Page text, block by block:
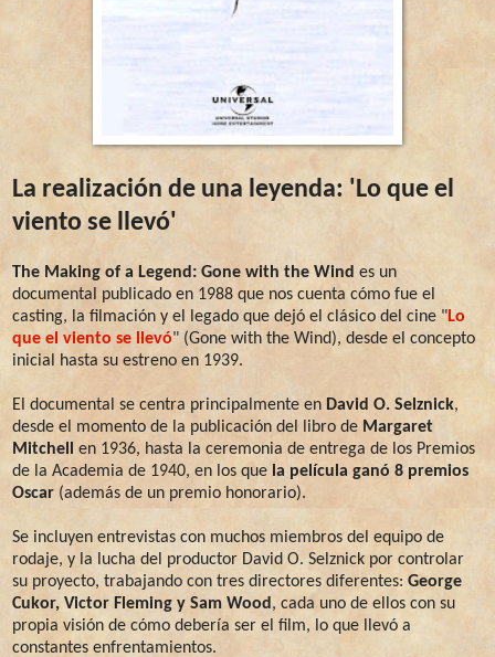
La realización de una leyenda: 'Lo que el
viento se llevó'
The Making of a Legend: Gone with the Wind es un
documental publicado en 1988 que nos cuenta cómo fue el
casting, la filmación y el legado que dejó el clásico del cine "Lo
que el viento se llevó" (Gone with the Wind), desde el concepto
inicial hasta su estreno en 1939.
El documental se centra principalmente en David O. Selznick,
desde el momento de la publicación del libro de Margaret
Mitchell
en 1936, hasta la ceremonia de entrega de los Premios
de la Academia de 1940, en los que la película ganó 8 premios
Oscar (además de un premio honorario).
Se incluyen entrevistas con muchos miembros del equipo de
rodaje, y la lucha del productor David O. Selznick por controlar
su proyecto, trabajando con tres directores diferentes: George
Cukor, Victor Fleming y Sam Wood , cada uno de ellos con su
propia visión de cómo debería ser el film, lo que llevó a
constantes enfrentamientos.